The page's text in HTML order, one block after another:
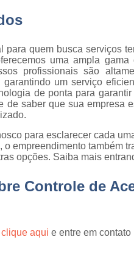
Serviço de
empilhadeiristas
Serviço de
limpeza
limpeza pós
obra
Serviço de
de cargas
Serviço
para quem busca serviços
uma ampla
profissionais são
um serviço
de ponta para
de saber que sua empresa
para esclarecer cada
empreendimento também
opções. Saiba mais
Controle de
clique aqui e entre em contato